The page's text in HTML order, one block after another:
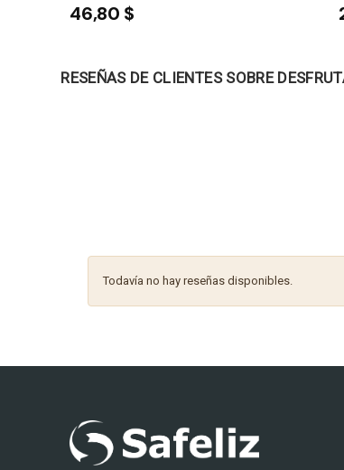
46,80 $
RESEÑAS DE CLIENTES SOBRE
Todavía no hay reseñas disponibles.